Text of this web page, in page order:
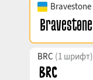
Bravestone
BRC (1 шрифт)